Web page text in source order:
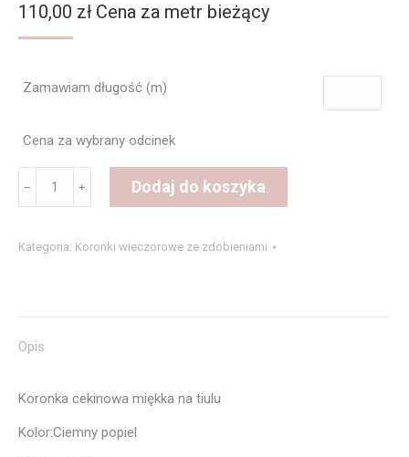
110,00 zł Cena za metr bieżący
Zamawiam długość (m)
Cena za wybrany odcinek
Koronka
Popiel
﹣ ﹢ Dodaj do koszyka
Kategoria: Koronki wieczorowe ze zdobieniami
Opis
Koronka cekinowa miękka na tiulu
Kolor:Ciemny popiel